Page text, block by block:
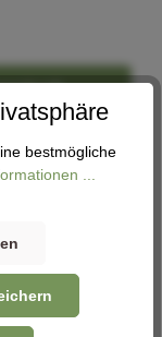
bestmögliche
...